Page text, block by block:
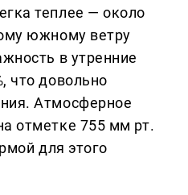
теплее — около
южному ветру
в утренние
что довольно
Атмосферное
отметке 755 мм рт.
для этого